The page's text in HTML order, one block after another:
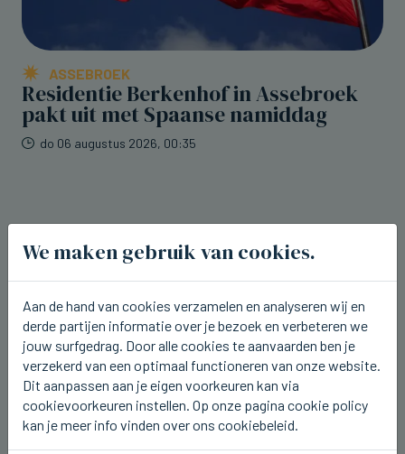
ASSEBROEK
Residentie Berkenhof in Assebroek
pakt uit met Spaanse namiddag
do 06 augustus 2026, 00:35
We maken gebruik van cookies.
Aan de hand van cookies verzamelen en analyseren wij en
derde partijen informatie over je bezoek en verbeteren we
jouw surfgedrag. Door alle cookies te aanvaarden ben je
verzekerd van een optimaal functioneren van onze website.
Dit aanpassen aan je eigen voorkeuren kan via
cookievoorkeuren instellen. Op onze pagina cookie policy
kan je meer info vinden over ons cookiebeleid.